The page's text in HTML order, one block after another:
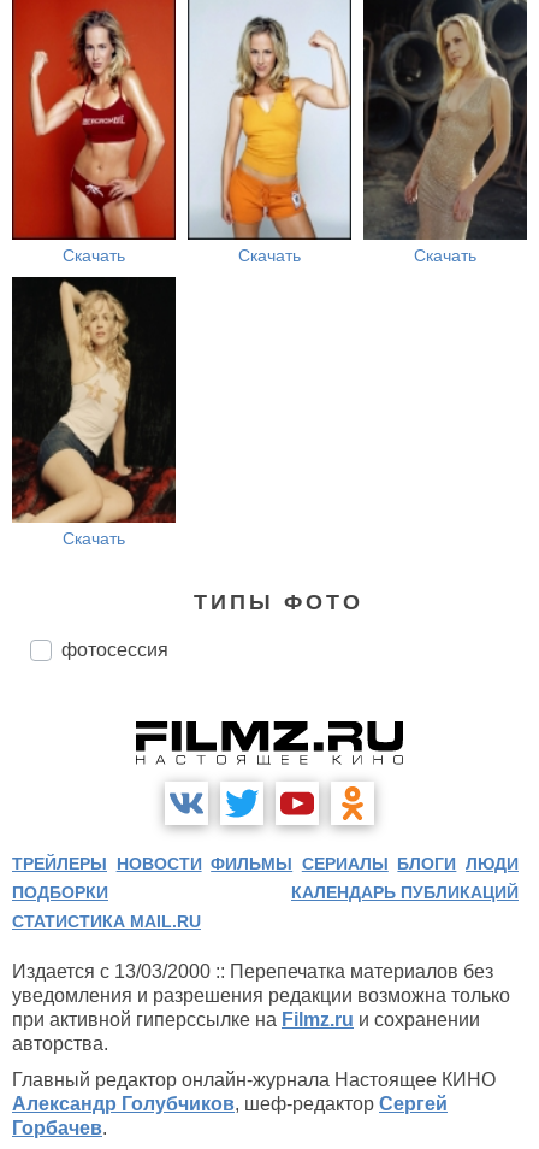
Скачать Скачать Скачать
Скачать
ТИПЫ ФОТО
фотосессия
ТРЕЙЛЕРЫ НОВОСТИ ФИЛЬМЫ СЕРИАЛЫ БЛОГИ ЛЮДИ
ПОДБОРКИ
КАЛЕНДАРЬ ПУБЛИКАЦИЙ
СТАТИСТИКА MAIL.RU
Издается с 13/03/2000 :: Перепечатка материалов без
уведомления и разрешения редакции возможна только
при активной гиперссылке на Filmz.ru и сохранении
авторства.
Главный редактор онлайн-журнала Настоящее КИНО
Александр Голубчиков, шеф-редактор Сергей
Горбачев.